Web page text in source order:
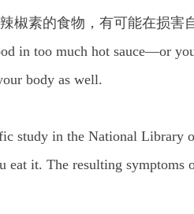
椒素的食物，有可能在损害
in too much hot sauce—or
body as well.
study in the National Library
eat it. The resulting